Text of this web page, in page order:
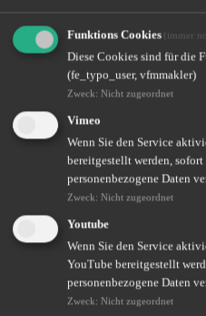
Sie möchten unsere aktuellen
Newsletter
Altersvorsorge – Zukunft
Wir helfen Ihnen dabei, Ihre
Weiterlesen
Funktions Cookies (immer
Diese Cookies sind für die
(fe_typo_user, vfmmakler)
Zweck: Nicht zugeordnet
Vimeo
Wenn Sie den Service
bereitgestellt werden,
personenbezogene Daten
Zweck: Nicht zugeordnet
Youtube
Wenn Sie den Service
YouTube bereitgestellt
personenbezogene Daten
Zweck: Nicht zugeordnet